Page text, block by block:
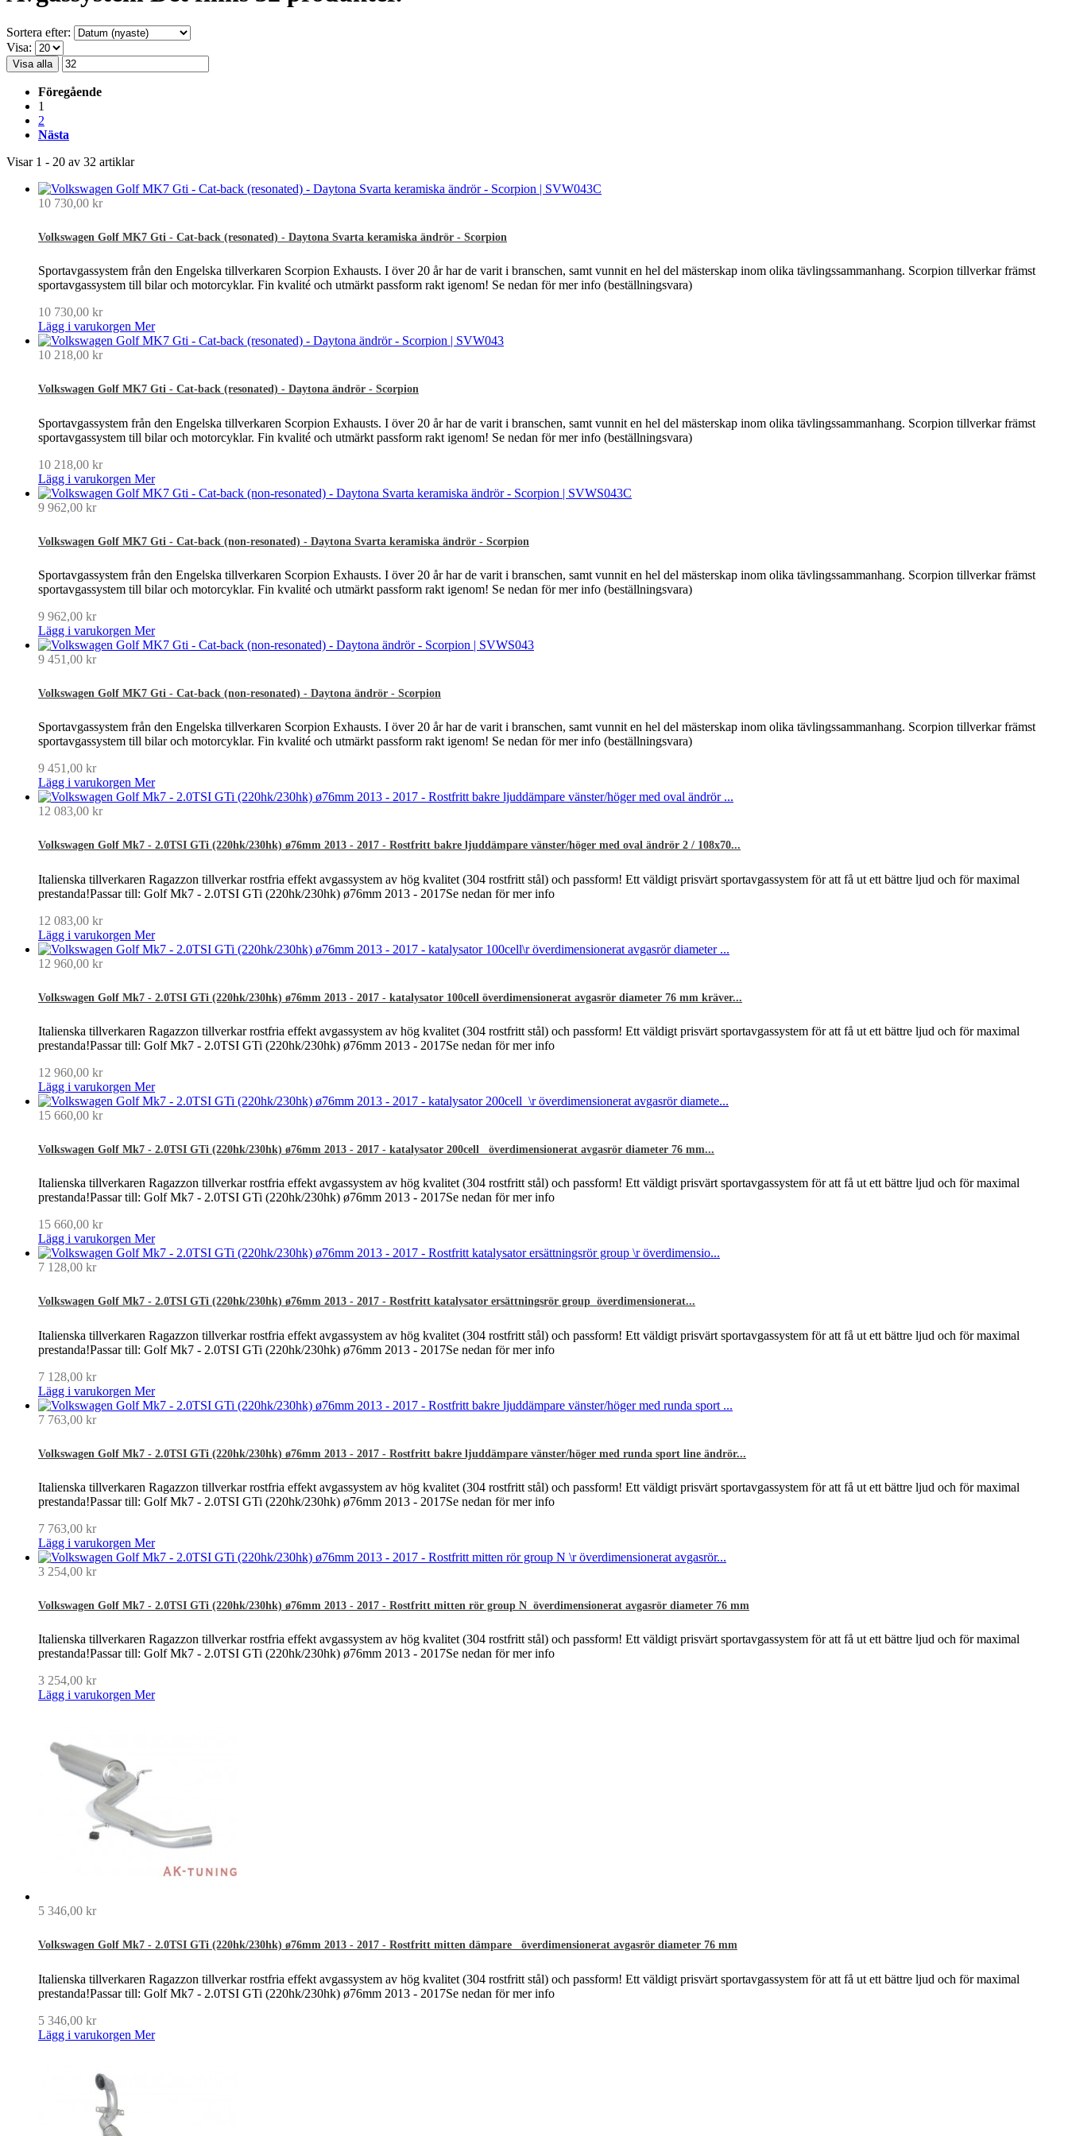
Sortera efter:
Visa:
Visa alla
Föregående
1
2
Nästa
Visar 1 - 20 av 32 artiklar
10 730,00 kr
Volkswagen Golf MK7 Gti - Cat-back (resonated) - Daytona Svarta keramiska ändrör - Scorpion
Sportavgassystem från den Engelska tillverkaren Scorpion Exhausts. I över 20 år har de varit i branschen, samt vunnit en hel del mästerskap inom olika tävlingssammanhang. Scorpion tillverkar främst
sportavgassystem till bilar och motorcyklar. Fin kvalité och utmärkt passform rakt igenom! Se nedan för mer info (beställningsvara)
10 730,00 kr
Lägg i varukorgen Mer
10 218,00 kr
Volkswagen Golf MK7 Gti - Cat-back (resonated) - Daytona ändrör - Scorpion
Sportavgassystem från den Engelska tillverkaren Scorpion Exhausts. I över 20 år har de varit i branschen, samt vunnit en hel del mästerskap inom olika tävlingssammanhang. Scorpion tillverkar främst
sportavgassystem till bilar och motorcyklar. Fin kvalité och utmärkt passform rakt igenom! Se nedan för mer info (beställningsvara)
10 218,00 kr
Lägg i varukorgen Mer
9 962,00 kr
Volkswagen Golf MK7 Gti - Cat-back (non-resonated) - Daytona Svarta keramiska ändrör - Scorpion
Sportavgassystem från den Engelska tillverkaren Scorpion Exhausts. I över 20 år har de varit i branschen, samt vunnit en hel del mästerskap inom olika tävlingssammanhang. Scorpion tillverkar främst
sportavgassystem till bilar och motorcyklar. Fin kvalité och utmärkt passform rakt igenom! Se nedan för mer info (beställningsvara)
9 962,00 kr
Lägg i varukorgen Mer
9 451,00 kr
Volkswagen Golf MK7 Gti - Cat-back (non-resonated) - Daytona ändrör - Scorpion
Sportavgassystem från den Engelska tillverkaren Scorpion Exhausts. I över 20 år har de varit i branschen, samt vunnit en hel del mästerskap inom olika tävlingssammanhang. Scorpion tillverkar främst
sportavgassystem till bilar och motorcyklar. Fin kvalité och utmärkt passform rakt igenom! Se nedan för mer info (beställningsvara)
9 451,00 kr
Lägg i varukorgen Mer
12 083,00 kr
Volkswagen Golf Mk7 - 2.0TSI GTi (220hk/230hk) ø76mm 2013 - 2017 - Rostfritt bakre ljuddämpare vänster/höger med oval ändrör 2 / 108x70...
Italienska tillverkaren Ragazzon tillverkar rostfria effekt avgassystem av hög kvalitet (304 rostfritt stål) och passform! Ett väldigt prisvärt sportavgassystem för att få ut ett bättre ljud och för maximal
prestanda!Passar till: Golf Mk7 - 2.0TSI GTi (220hk/230hk) ø76mm 2013 - 2017Se nedan för mer info
12 083,00 kr
Lägg i varukorgen Mer
12 960,00 kr
Volkswagen Golf Mk7 - 2.0TSI GTi (220hk/230hk) ø76mm 2013 - 2017 - katalysator 100cell överdimensionerat avgasrör diameter 76 mm kräver...
Italienska tillverkaren Ragazzon tillverkar rostfria effekt avgassystem av hög kvalitet (304 rostfritt stål) och passform! Ett väldigt prisvärt sportavgassystem för att få ut ett bättre ljud och för maximal
prestanda!Passar till: Golf Mk7 - 2.0TSI GTi (220hk/230hk) ø76mm 2013 - 2017Se nedan för mer info
12 960,00 kr
Lägg i varukorgen Mer
15 660,00 kr
Volkswagen Golf Mk7 - 2.0TSI GTi (220hk/230hk) ø76mm 2013 - 2017 - katalysator 200cell överdimensionerat avgasrör diameter 76 mm...
Italienska tillverkaren Ragazzon tillverkar rostfria effekt avgassystem av hög kvalitet (304 rostfritt stål) och passform! Ett väldigt prisvärt sportavgassystem för att få ut ett bättre ljud och för maximal
prestanda!Passar till: Golf Mk7 - 2.0TSI GTi (220hk/230hk) ø76mm 2013 - 2017Se nedan för mer info
15 660,00 kr
Lägg i varukorgen Mer
7 128,00 kr
Volkswagen Golf Mk7 - 2.0TSI GTi (220hk/230hk) ø76mm 2013 - 2017 - Rostfritt katalysator ersättningsrör group överdimensionerat...
Italienska tillverkaren Ragazzon tillverkar rostfria effekt avgassystem av hög kvalitet (304 rostfritt stål) och passform! Ett väldigt prisvärt sportavgassystem för att få ut ett bättre ljud och för maximal
prestanda!Passar till: Golf Mk7 - 2.0TSI GTi (220hk/230hk) ø76mm 2013 - 2017Se nedan för mer info
7 128,00 kr
Lägg i varukorgen Mer
7 763,00 kr
Volkswagen Golf Mk7 - 2.0TSI GTi (220hk/230hk) ø76mm 2013 - 2017 - Rostfritt bakre ljuddämpare vänster/höger med runda sport line ändrör...
Italienska tillverkaren Ragazzon tillverkar rostfria effekt avgassystem av hög kvalitet (304 rostfritt stål) och passform! Ett väldigt prisvärt sportavgassystem för att få ut ett bättre ljud och för maximal
prestanda!Passar till: Golf Mk7 - 2.0TSI GTi (220hk/230hk) ø76mm 2013 - 2017Se nedan för mer info
7 763,00 kr
Lägg i varukorgen Mer
3 254,00 kr
Volkswagen Golf Mk7 - 2.0TSI GTi (220hk/230hk) ø76mm 2013 - 2017 - Rostfritt mitten rör group N överdimensionerat avgasrör diameter 76 mm
Italienska tillverkaren Ragazzon tillverkar rostfria effekt avgassystem av hög kvalitet (304 rostfritt stål) och passform! Ett väldigt prisvärt sportavgassystem för att få ut ett bättre ljud och för maximal
prestanda!Passar till: Golf Mk7 - 2.0TSI GTi (220hk/230hk) ø76mm 2013 - 2017Se nedan för mer info
3 254,00 kr
Lägg i varukorgen Mer
5 346,00 kr
Volkswagen Golf Mk7 - 2.0TSI GTi (220hk/230hk) ø76mm 2013 - 2017 - Rostfritt mitten dämpare överdimensionerat avgasrör diameter 76 mm
Italienska tillverkaren Ragazzon tillverkar rostfria effekt avgassystem av hög kvalitet (304 rostfritt stål) och passform! Ett väldigt prisvärt sportavgassystem för att få ut ett bättre ljud och för maximal
prestanda!Passar till: Golf Mk7 - 2.0TSI GTi (220hk/230hk) ø76mm 2013 - 2017Se nedan för mer info
5 346,00 kr
Lägg i varukorgen Mer